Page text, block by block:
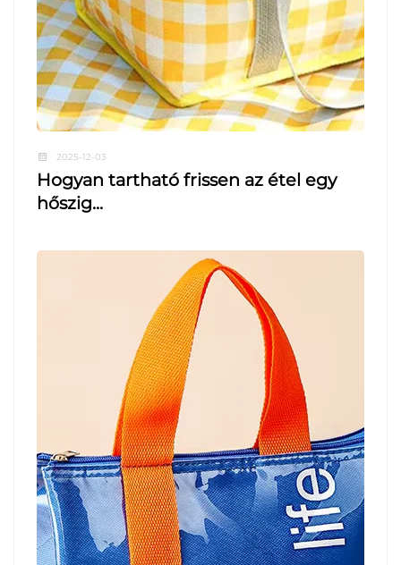
2025-12-03
Hogyan tartható frissen az étel egy
hőszig...